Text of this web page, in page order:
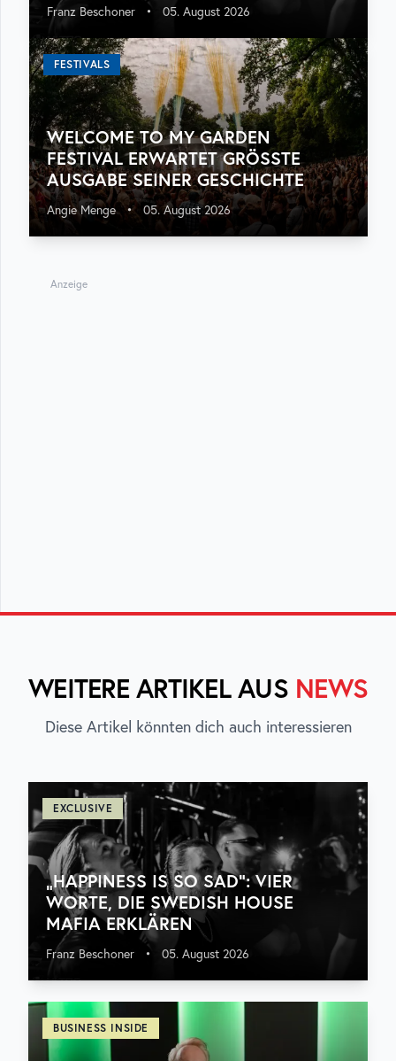
Franz Beschoner • 05. August 2026
FESTIVALS
WELCOME TO MY GARDEN
FESTIVAL ERWARTET GRÖSSTE A
USGABE SEINER GESCHICHTE
Angie Menge • 05. August 2026
Anzeige
WEITERE ARTIKEL AUS NEWS
Diese Artikel könnten dich auch interessieren
EXCLUSIVE
„HAPPINESS IS SO SAD“: VIER
WORTE, DIE SWEDISH HOUSE
MAFIA ERKLÄREN
Franz Beschoner • 05. August 2026
BUSINESS INSIDE